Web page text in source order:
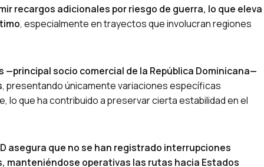
recargos adicionales por riesgo de guerra, lo que eleva
, especialmente en trayectos que involucran regiones
socio comercial de la República Dominicana—
, presentando únicamente variaciones específicas
lo que ha contribuido a preservar cierta estabilidad en el
asegura que no se han registrado interrupciones
manteniéndose operativas las rutas hacia Estados